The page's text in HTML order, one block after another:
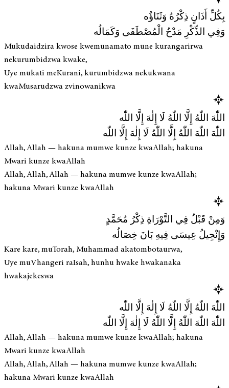
بِكُلِّ أَذَانٍ ذِكْرُهُ وَثَنَاؤُه
وَفِي الذِّكْرِ مَدْحُ الْمُصْطَفَى وَكَمَالُه
Mukudaidzira kwose kwemunamato mune kurangarirwa
nekurumbidzwa kwake,
Uye mukati meKurani, kurumbidzwa nekukwana
kwaMusarudzwa zvinowanikwa
اللّٰهَ اللّٰهُ إِلَّا اللّٰهُ لَا إِلٰهَ إِلَّا اللّٰه
اللّٰهَ اللّٰهَ اللّٰهُ إِلَّا اللّٰهُ لَا إِلٰهَ إِلَّا اللّٰه
Allah, Allah — hakuna mumwe kunze kwaAllah; hakuna
Mwari kunze kwaAllah
Allah, Allah, Allah — hakuna mumwe kunze kwaAllah;
hakuna Mwari kunze kwaAllah
وَمِنْ قَبْلُ فِي التَّوْرَاةِ ذِكْرُ مُحَمَّدٍ
وَإِنْجِيلُ عِيسَى فِيهِ بَانَ خِصَالُه
Kare kare, muTorah, Muhammad akatombotaurwa,
Uye muVhangeri raIsah, hunhu hwake hwakanaka
hwakajekeswa
اللّٰهَ اللّٰهُ إِلَّا اللّٰهُ لَا إِلٰهَ إِلَّا اللّٰه
اللّٰهَ اللّٰهَ اللّٰهُ إِلَّا اللّٰهُ لَا إِلٰهَ إِلَّا اللّٰه
Allah, Allah — hakuna mumwe kunze kwaAllah; hakuna
Mwari kunze kwaAllah
Allah, Allah, Allah — hakuna mumwe kunze kwaAllah;
hakuna Mwari kunze kwaAllah